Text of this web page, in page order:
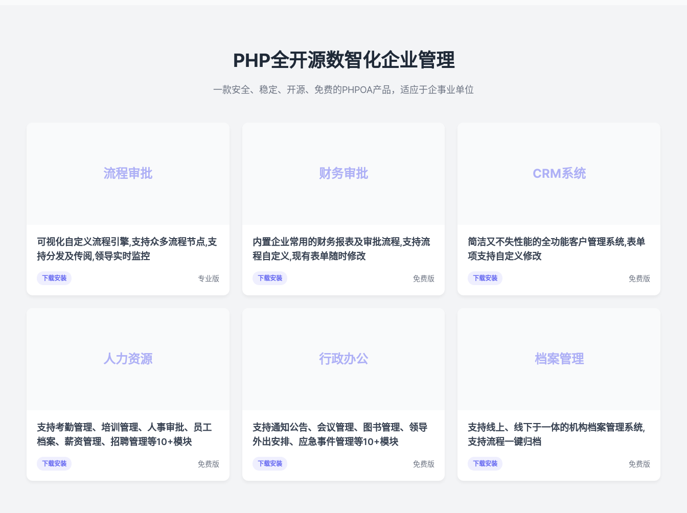
PHP全开源数智化企业管理
一款安全、稳定、开源、免费的PHPOA产品，适应于企事业单位
流程审批
可视化自定义流程引擎,支持众多流程节点,支
持分发及传阅,领导实时监控
下载安装 专业版
财务审批
内置企业常用的财务报表及审批流程,支持流
程自定义,现有表单随时修改
下载安装 免费版
CRM系统
简洁又不失性能的全功能客户管理系统,表单
项支持自定义修改
下载安装 免费版
人力资源
支持考勤管理、培训管理、人事审批、员工
档案、薪资管理、招聘管理等10+模块
下载安装 免费版
行政办公
支持通知公告、会议管理、图书管理、领导
外出安排、应急事件管理等10+模块
下载安装 免费版
档案管理
支持线上、线下于一体的机构档案管理系统,
支持流程一键归档
下载安装 免费版